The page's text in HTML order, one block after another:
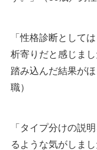
「性格診断として
析寄りだと感じま
踏み込んだ結果が
職）
「タイプ分けの説
るような気がしま